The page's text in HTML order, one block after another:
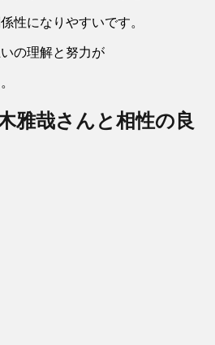
性になりやすいです。
の理解と努力が
雅哉さんと相性の良